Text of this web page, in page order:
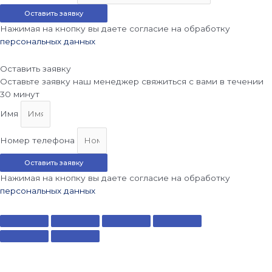
Оставить заявку
Нажимая на кнопку вы даете согласие на обработку
персональных данных
Оставить заявку
Оставьте заявку наш менеджер свяжиться с вами в течении
30 минут
Имя
Номер телефона
Оставить заявку
Нажимая на кнопку вы даете согласие на обработку
персональных данных